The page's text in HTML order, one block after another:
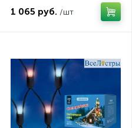
1 065 руб. /шт